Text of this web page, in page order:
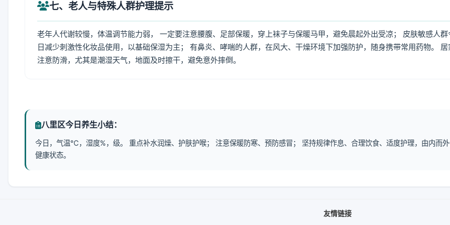
七、老人与特殊人群护理提示
老年人代谢较慢，体温调节能力弱， 一定要注意腰腹、足部保暖，穿上袜子与保暖马甲，避免晨起外出受凉； 皮肤敏感人群
日减少刺激性化妆品使用，以基础保湿为主； 有鼻炎、哮喘的人群，在风大、干燥环境下加强防护，随身携带常用药物。 居
注意防滑，尤其是潮湿天气，地面及时擦干，避免意外摔倒。
八里区今日养生小结：
今日，气温℃，湿度%，级。 重点补水润燥、护肤护喉； 注意保暖防寒、预防感冒； 坚持规律作息、合理饮食、适度护理，由内而
健康状态。
友情链接